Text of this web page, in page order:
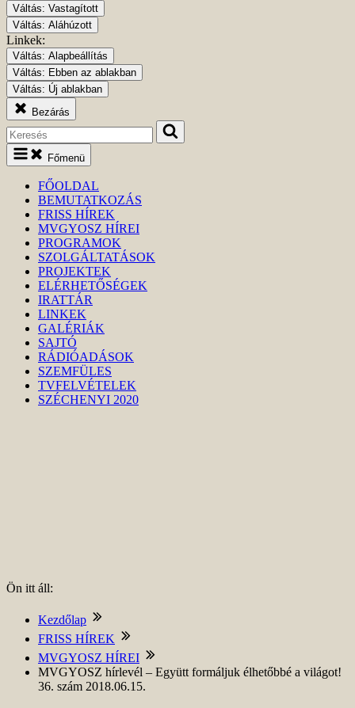
Váltás: Vastagított
Váltás: Aláhúzott
Linkek:
Váltás: Alapbeállítás
Váltás: Ebben az ablakban
Váltás: Új ablakban
Bezárás
Keresés
Főmenü
FŐOLDAL
BEMUTATKOZÁS
FRISS HÍREK
MVGYOSZ HÍREI
PROGRAMOK
SZOLGÁLTATÁSOK
PROJEKTEK
ELÉRHETŐSÉGEK
IRATTÁR
LINKEK
GALÉRIÁK
SAJTÓ
RÁDIÓADÁSOK
SZEMFÜLES
TVFELVÉTELEK
SZÉCHENYI 2020
Ön itt áll:
Kezdőlap
FRISS HÍREK
MVGYOSZ HÍREI
MVGYOSZ hírlevél – Együtt formáljuk élhetőbbé a világot!
36. szám 2018.06.15.